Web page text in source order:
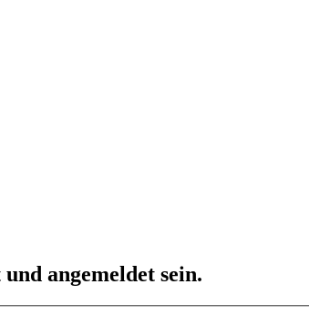
angemeldet sein.